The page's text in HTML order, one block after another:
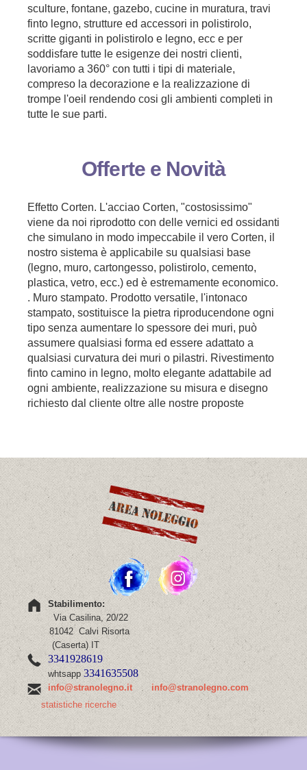
sculture, fontane, gazebo, cucine in muratura, travi
finto legno, strutture ed accessori in polistirolo,
scritte giganti in polistirolo e legno, ecc e per
soddisfare tutte le esigenze dei nostri clienti,
lavoriamo a 360° con tutti i tipi di materiale,
compreso la decorazione e la realizzazione di
trompe l'oeil rendendo cosi gli ambienti completi in
tutte le sue parti.
Offerte e Novità
Effetto Corten. L'acciao Corten, "costosissimo"
viene da noi riprodotto con delle vernici ed ossidanti
che simulano in modo impeccabile il vero Corten, il
nostro sistema è applicabile su qualsiasi base
(legno, muro, cartongesso, polistirolo, cemento,
plastica, vetro, ecc.) ed è estremamente economico.
. Muro stampato. Prodotto versatile, l'intonaco
stampato, sostituisce la pietra riproducendone ogni
tipo senza aumentare lo spessore dei muri, può
assumere qualsiasi forma ed essere adattato a
qualsiasi curvatura dei muri o pilastri. Rivestimento
finto camino in legno, molto elegante adattabile ad
ogni ambiente, realizzazione su misura e disegno
richiesto dal cliente oltre alle nostre proposte
Stabilimento:
Via Casilina, 20/22
81042 Calvi Risorta
(Caserta) IT
3341928619
whtsapp3341635508
info@stranolegno.it
info@stranolegno.com
statistiche ricerche